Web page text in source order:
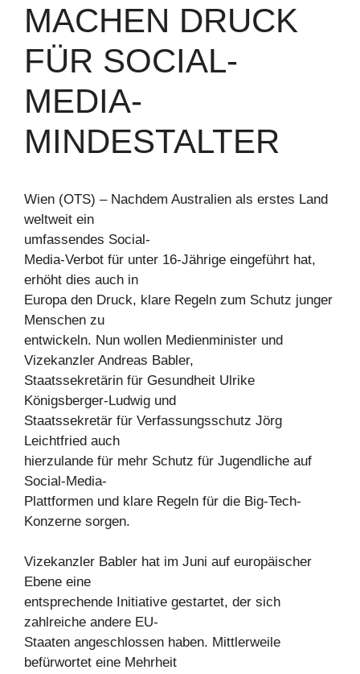
MACHEN DRUCK
FÜR SOCIAL-
MEDIA-
MINDESTALTER
Wien (OTS) – Nachdem Australien als erstes Land
weltweit ein
umfassendes Social-
Media-Verbot für unter 16-Jährige eingeführt hat,
erhöht dies auch in
Europa den Druck, klare Regeln zum Schutz junger
Menschen zu
entwickeln. Nun wollen Medienminister und
Vizekanzler Andreas Babler,
Staatssekretärin für Gesundheit Ulrike
Königsberger-Ludwig und
Staatssekretär für Verfassungsschutz Jörg
Leichtfried auch
hierzulande für mehr Schutz für Jugendliche auf
Social-Media-
Plattformen und klare Regeln für die Big-Tech-
Konzerne sorgen.
Vizekanzler Babler hat im Juni auf europäischer
Ebene eine
entsprechende Initiative gestartet, der sich
zahlreiche andere EU-
Staaten angeschlossen haben. Mittlerweile
befürwortet eine Mehrheit